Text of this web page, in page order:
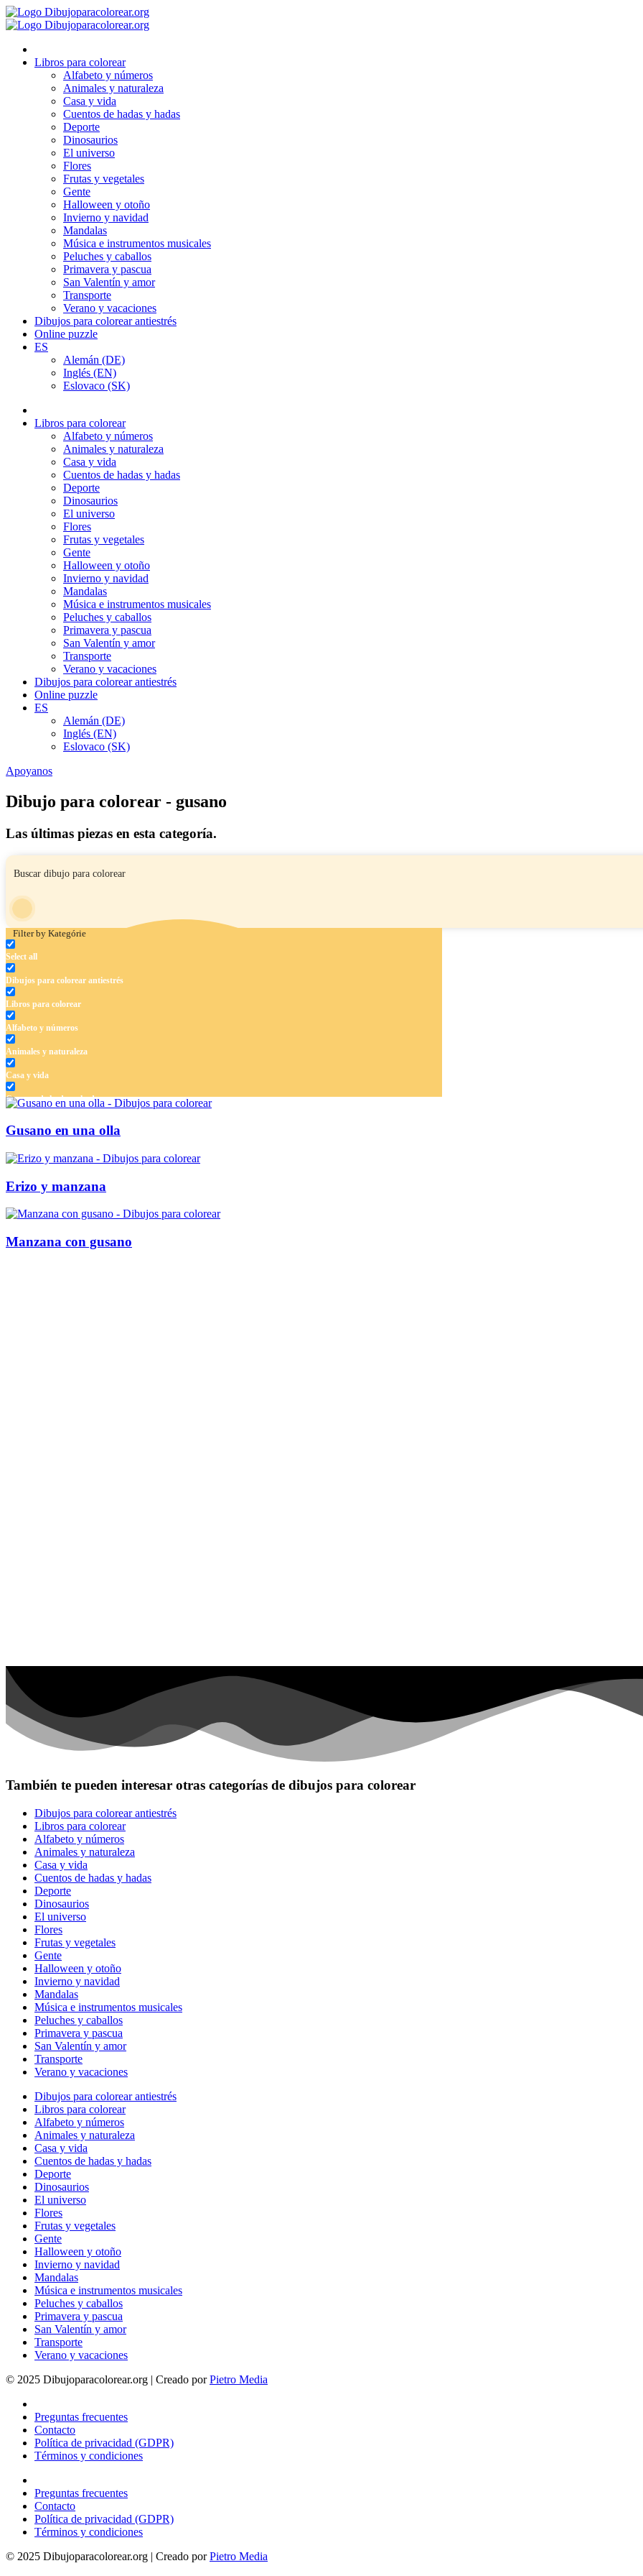
Ir
al
Libros para colorear
Alfabeto y números
Animales y naturaleza
Casa y vida
Cuentos de hadas y hadas
Deporte
Dinosaurios
El universo
Flores
Frutas y vegetales
Gente
Halloween y otoño
Invierno y navidad
Mandalas
Música e instrumentos musicales
Peluches y caballos
Primavera y pascua
San Valentín y amor
Transporte
Verano y vacaciones
Dibujos para colorear antiestrés
Online puzzle
ES
Alemán (DE)
Inglés (EN)
Eslovaco (SK)
Libros para colorear
Alfabeto y números
Animales y naturaleza
Casa y vida
Cuentos de hadas y hadas
Deporte
Dinosaurios
El universo
Flores
Frutas y vegetales
Gente
Halloween y otoño
Invierno y navidad
Mandalas
Música e instrumentos musicales
Peluches y caballos
Primavera y pascua
San Valentín y amor
Transporte
Verano y vacaciones
Dibujos para colorear antiestrés
Online puzzle
ES
Alemán (DE)
Inglés (EN)
Eslovaco (SK)
Apoyanos
Dibujo para colorear - gusano
Las últimas piezas en esta categoría.
Filter by Kategórie
Select all
Dibujos para colorear antiestrés
Libros para colorear
Alfabeto y números
Animales y naturaleza
Casa y vida
Cuentos de hadas y hadas
Flores
Frutas y vegetales
Gente
Gusano en una olla
Erizo y manzana
Manzana con gusano
También te pueden interesar otras categorías de dibujos para colorear
Dibujos para colorear antiestrés
Libros para colorear
Alfabeto y números
Animales y naturaleza
Casa y vida
Cuentos de hadas y hadas
Deporte
Dinosaurios
El universo
Flores
Frutas y vegetales
Gente
Halloween y otoño
Invierno y navidad
Mandalas
Música e instrumentos musicales
Peluches y caballos
Primavera y pascua
San Valentín y amor
Transporte
Verano y vacaciones
Dibujos para colorear antiestrés
Libros para colorear
Alfabeto y números
Animales y naturaleza
Casa y vida
Cuentos de hadas y hadas
Deporte
Dinosaurios
El universo
Flores
Frutas y vegetales
Gente
Halloween y otoño
Invierno y navidad
Mandalas
Música e instrumentos musicales
Peluches y caballos
Primavera y pascua
San Valentín y amor
Transporte
Verano y vacaciones
© 2025 Dibujoparacolorear.org | Creado porPietro Media
Preguntas frecuentes
Contacto
Política de privacidad (GDPR)
Términos y condiciones
Preguntas frecuentes
Contacto
Política de privacidad (GDPR)
Términos y condiciones
© 2025 Dibujoparacolorear.org | Creado porPietro Media